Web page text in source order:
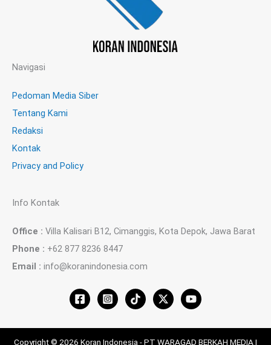
Navigasi
Pedoman Media Siber
Tentang Kami
Redaksi
Kontak
Privacy and Policy
Info Kontak
Office : Villa Kalisari B12, Cimanggis, Kota Depok, Jawa Barat
Phone : +62 877 8236 8447
Email : info@koranindonesia.com
Copyright © 2026 Koran Indonesia - PT WARAGAD BERKAH MEDIA |